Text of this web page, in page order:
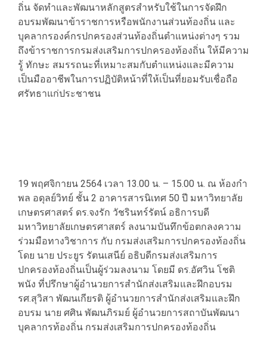
ถิ่น จัดทำและพัฒนาหลักสูตรสำหรับใช้ในการจัดฝึก
อบรมพัฒนาข้าราชการหรือพนักงานส่วนท้องถิ่น และ
บุคลากรองค์กรปกครองส่วนท้องถิ่นตำแหน่งต่างๆ รวม
ถึงข้าราชการกรมส่งเสริมการปกครองท้องถิ่น ให้มีความ
รู้ ทักษะ สมรรถนะที่เหมาะสมกับตำแหน่งและมีความ
เป็นมืออาชีพในการปฏิบัติหน้าที่ให้เป็นที่ยอมรับเชื่อถือ
ศรัทธาแก่ประชาชน
19 พฤศจิกายน 2564 เวลา 13.00 น. – 15.00 น. ณ ห้องกำ
พล อดุลย์วิทย์ ชั้น 2 อาคารสารนิเทศ 50 ปี มหาวิทยาลัย
เกษตรศาสตร์ ดร.จงรัก วัชรินทร์รัตน์ อธิการบดี
มหาวิทยาลัยเกษตรศาสตร์ ลงนามบันทึกข้อตกลงความ
ร่วมมือทางวิชาการ กับ กรมส่งเสริมการปกครองท้องถิ่น
โดย นาย ประยูร รัตนเสนีย์ อธิบดีกรมส่งเสริมการ
ปกครองท้องถิ่นเป็นผู้ร่วมลงนาม โดยมี ดร.อัศวิน โชติ
พนัง ที่ปรึกษาผู้อำนวยการสำนักส่งเสริมและฝึกอบรม
รศ.สุวิสา พัฒนเกียรติ ผู้อำนวยการสำนักส่งเสริมและฝึก
อบรม นาย ศศิน พัฒนภิรมย์ ผู้อํานวยการสถาบันพัฒนา
บุคลากรท้องถิ่น กรมส่งเสริมการปกครองท้องถิ่น